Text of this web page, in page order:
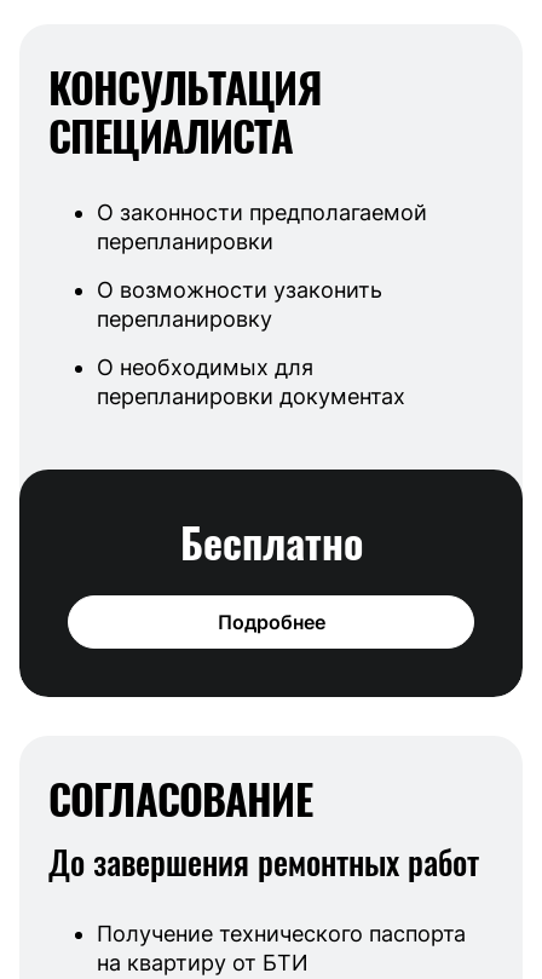
КОНСУЛЬТАЦИЯ
СПЕЦИАЛИСТА
О законности предполагаемой
перепланировки
О возможности узаконить
перепланировку
О необходимых для
перепланировки документах
Бесплатно
Подробнее
СОГЛАСОВАНИЕ
До завершения ремонтных работ
Получение технического паспорта
на квартиру от БТИ